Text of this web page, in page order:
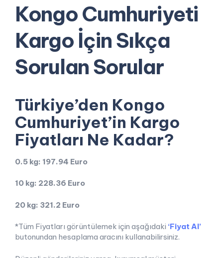
Kongo Cumhuriyeti
Kargo İçin Sıkça
Sorulan Sorular
Türkiye’den Kongo
Cumhuriyet’in Kargo
Fiyatları Ne Kadar?
0.5 kg: 197.94 Euro
10 kg: 228.36 Euro
20 kg: 321.2 Euro
*Tüm Fiyatları görüntülemek için aşağıdaki ‘Fiyat Al’
butonundan hesaplama aracını kullanabilirsiniz.